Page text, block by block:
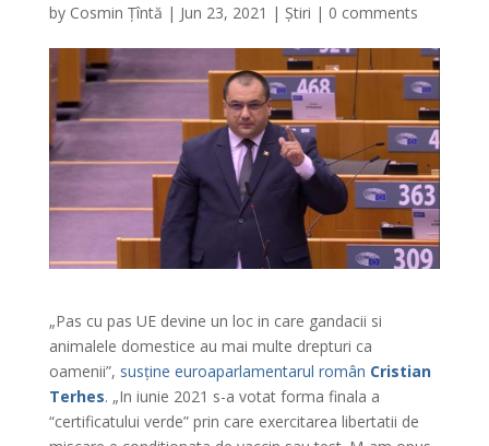
by Cosmin Țîntă | Jun 23, 2021 | Știri | 0 comments
„Pas cu pas UE devine un loc in care gandacii si
animalele domestice au mai multe drepturi ca
oamenii”, susține euroaparlamentarul român Cristian
Terhes. „In iunie 2021 s-a votat forma finala a
“certificatului verde” prin care exercitarea libertatii de